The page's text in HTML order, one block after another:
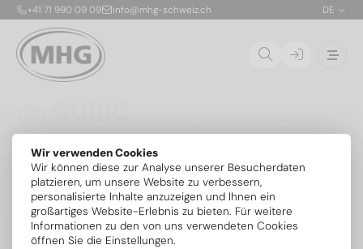
Wir verwenden Cookies
Wir können diese zur Analyse unserer Besucherdaten
platzieren, um unsere Website zu verbessern,
personalisierte Inhalte anzuzeigen und Ihnen ein
großartiges Website-Erlebnis zu bieten. Für weitere
Informationen zu den von uns verwendeten Cookies
öffnen Sie die Einstellungen.
+41 71 990 09 09 info@mhg-schweiz.ch DE
Die CUBIC ist die erste patentierte, stapelbare
Propan-Solewärmepumpe für die Aufstellung im
Gebäude. Dank nur 150 g Kältemittel R290 pro Modul
ist die sichere Innenaufstellung bis 54 kW ohne
zusätzliche Sicherheitsvorrichtungen möglich. Die
flexibel kombinierbaren Module mit je 6,8 kW lassen
sich exakt an den Bedarf anpassen und später
erweitern – mit serienmässig integrierter aktiver